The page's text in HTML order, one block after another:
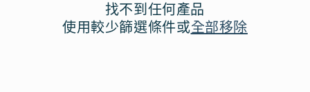
找不到任何產品
使用較少篩選條件或全部移除